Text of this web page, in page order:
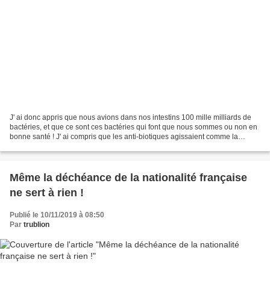
J' ai donc appris que nous avions dans nos intestins 100 mille milliards de
bactéries, et que ce sont ces bactéries qui font que nous sommes ou non en
bonne santé ! J' ai compris que les anti-biotiques agissaient comme la
Même la déchéance de la nationalité française
ne sert à rien !
Publié le 10/11/2019 à 08:50
Par trublion